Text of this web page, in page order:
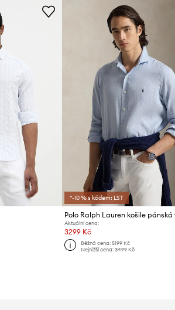
*-10 % s kódem: LST
Aktuální cena:
3299 Kč
Běžná cena: 5199 Kč
Nejnižší cena: 3499 Kč